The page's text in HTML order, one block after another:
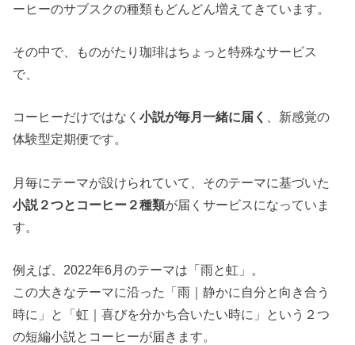
ーヒーのサブスクの種類もどんどん増えてきています。
その中で、ものがたり珈琲はちょっと特殊なサービス
で、
コーヒーだけではなく小説が毎月一緒に届く
、新感覚の
体験型定期便です。
月毎にテーマが設けられていて、そのテーマに基づいた
小説２つとコーヒー２種類が届くサービスになっていま
す。
例えば、2022年6月のテーマは「雨と虹」。
この大きなテーマに沿った「雨｜静かに自分と向き合う
時に」と「虹｜喜びを分かち合いたい時に」という２つ
の短編小説とコーヒーが届きます。